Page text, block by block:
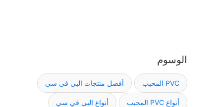
الوسوم
PVC المحبب أفضل منتجات البي في سي
أنواع PVC المحبب أنواع البي في سي